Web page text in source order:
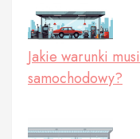
Jakie warunki
samochodowy?